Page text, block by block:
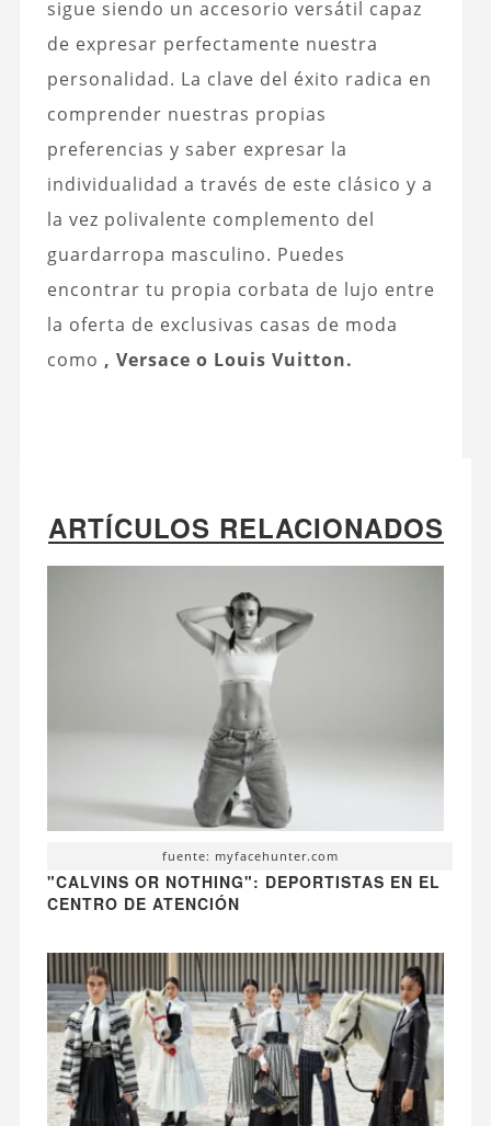
sigue siendo un accesorio versátil capaz
de expresar perfectamente nuestra
personalidad. La clave del éxito radica en
comprender nuestras propias
preferencias y saber expresar la
individualidad a través de este clásico y a
la vez polivalente complemento del
guardarropa masculino. Puedes
encontrar tu propia corbata de lujo entre
la oferta de exclusivas casas de moda
como , Versace o Louis Vuitton.
ARTÍCULOS RELACIONADOS
fuente: myfacehunter.com
"CALVINS OR NOTHING": DEPORTISTAS EN EL
CENTRO DE ATENCIÓN